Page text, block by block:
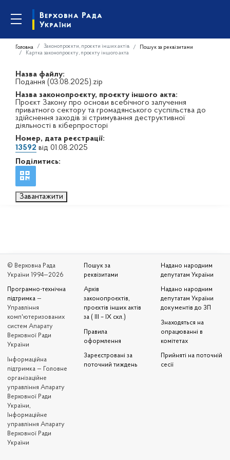
Головна Законопроєкти, проєкти інших актів
Пошук за реквізитами
Картка законопроєкту, проєкту іншого акта
Назва файлу:
Подання (03.08.2025).zip
Назва законопроєкту, проєкту іншого акта:
Проєкт Закону про основи всебічного залучення
приватного сектору та громадянського суспільства до
здійснення заходів зі стримування деструктивної
діяльності в кіберпросторі
Номер, дата реєстрації:
13592 від 01.08.2025
Поділитись:
Завантажити
© Верховна Рада
України 1994—2026
Програмно-технічна
підтримка —
Управління
комп'ютеризованих
систем Апарату
Верховної Ради
України
Iнформаційна
підтримка — Головне
організаційне
управління Апарату
Верховної Ради
України,
Інформаційне
управління Апарату
Верховної Ради
України
Пошук за
реквізитами
Архів
законопроєктів,
проєктів інших актів
за ( III – IX скл.)
Правила
оформлення
Зареєстровані за
поточний тиждень
Надано народним
депутатам України
Надано народним
депутатам України
документів до ЗП
Знаходяться на
опрацюванні в
комітетах
Прийняті на поточній
сесії